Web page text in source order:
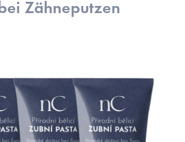
Zähneputzen